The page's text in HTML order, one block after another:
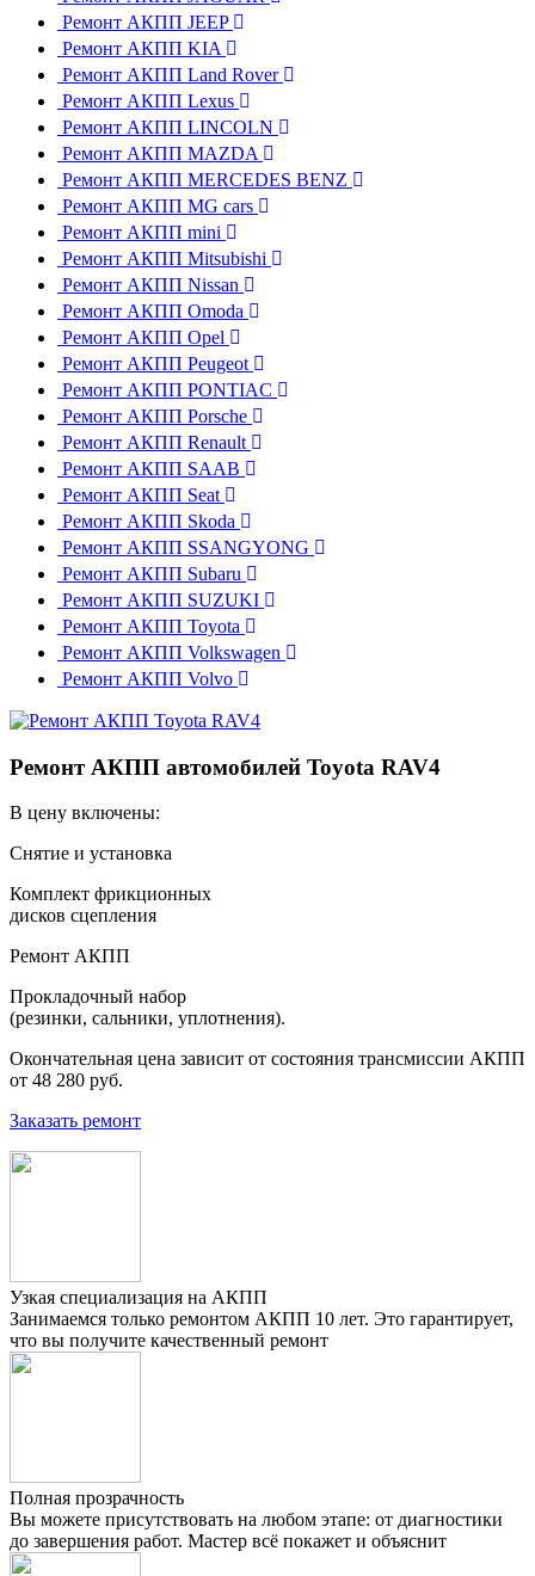
Ремонт АКПП JEEP
Ремонт АКПП KIA
Ремонт АКПП Land Rover
Ремонт АКПП Lexus
Ремонт АКПП LINCOLN
Ремонт АКПП MAZDA
Ремонт АКПП MERCEDES BENZ
Ремонт АКПП MG cars
Ремонт АКПП mini
Ремонт АКПП Mitsubishi
Ремонт АКПП Nissan
Ремонт АКПП Omoda
Ремонт АКПП Opel
Ремонт АКПП Peugeot
Ремонт АКПП PONTIAC
Ремонт АКПП Porsche
Ремонт АКПП Renault
Ремонт АКПП SAAB
Ремонт АКПП Seat
Ремонт АКПП Skoda
Ремонт АКПП SSANGYONG
Ремонт АКПП Subaru
Ремонт АКПП SUZUKI
Ремонт АКПП Toyota
Ремонт АКПП Volkswagen
Ремонт АКПП Volvo
Ремонт АКПП автомобилей Toyota RAV4
В цену включены:
Снятие и установка
Комплект фрикционных
дисков сцепления
Ремонт АКПП
Прокладочный набор
(резинки, сальники, уплотнения).
Окончательная цена зависит от состояния трансмиссии АКПП
от 48 280 руб.
Заказать ремонт
Узкая специализация на АКПП
Занимаемся только ремонтом АКПП 10 лет. Это гарантирует,
что вы получите качественный ремонт
Полная прозрачность
Вы можете присутствовать на любом этапе: от диагностики
до завершения работ. Мастер всё покажет и объяснит